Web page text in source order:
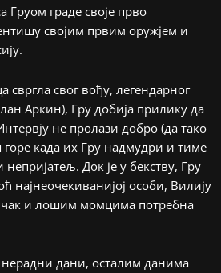
Груом граде своје прво
својим првим оружјем и
свргла свог вођу, легендарног
Аркин), Гру добија прилику да
не пролази добро (да тако
горе када их Гру надмудри и тиме
Док је у бекству, Гру
најнеочекиванијој особи, Вилију
чак и лошим момцима потребна
дани, осталим данима